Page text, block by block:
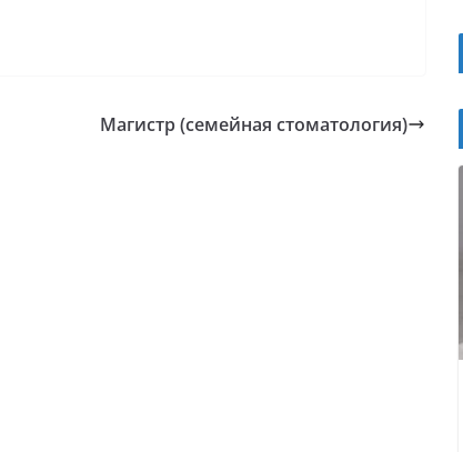
Магистр (семейная стоматология)